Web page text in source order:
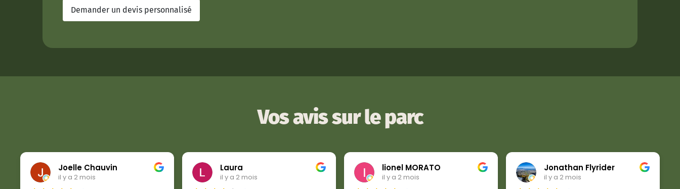
Vos avis sur le parc
Joelle Chauvin
il y a 2 mois
Laura
il y a 2 mois
lionel MORATO
il y a 2 mois
Jonathan Flyrider
il y a 2 mois